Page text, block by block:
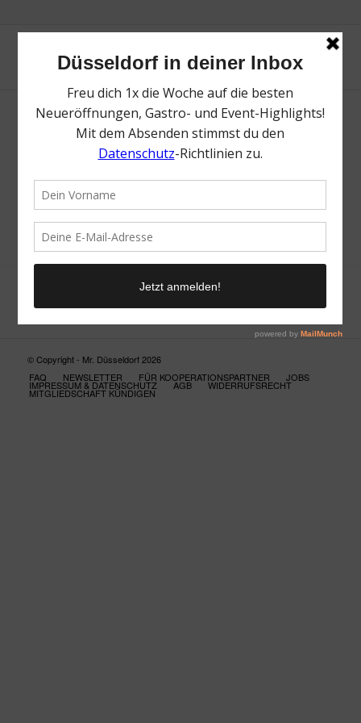
Neue Suche
Suchergebnis nicht zufriedenstellend? Versuche es mal mit
einem Wortteil oder einer anderen Schreibweise.
© Copyright - Mr. Düsseldorf 2026
FAQ
NEWSLETTER FÜR KOOPERATIONSPARTNER JOBS
IMPRESSUM & DATENSCHUTZ AGB WIDERRUFSRECHT
MITGLIEDSCHAFT KÜNDIGEN